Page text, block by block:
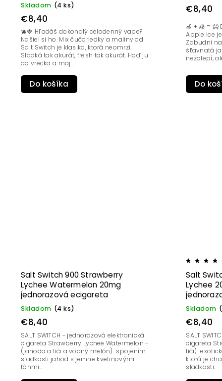
Skladom (4 ks)
€8,40
Do košíka
🫐🍓 Hľadáš dokonalý celodenný vape?
Našiel si ho. Mix čučoriedky a maliny od
Salt Switch je klasika, ktorá neomrzí.
Sladká tak akurát, fresh tak akurát. Hoď ju
do vrecka a maj...
€8,40
Do
🍏 + 🧊 =
Apple Ice
Zabudni
šťavnatá
nezalepí,
Salt Switch 900 Strawberry
Lychee Watermelon 20mg
jednorazová ecigareta
Skladom (4 ks)
€8,40
SALT SWITCH - jednorazová elektronická
cigareta Strawberry Lychee Watermelon -
(jahoda a liči a vodný melón) spojením
sladkosti jahôd s jemne kvetinovými
tónmi...
Salt
Lychee
Skladom
€8,40
SALT
cigareta Strawberry Lychee - (jahoda a
liči)
ktorá je
sladkosti...